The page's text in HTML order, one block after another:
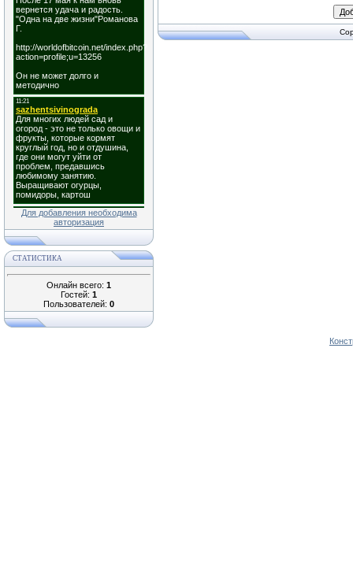
Для добавления необходима
авторизация
СТАТИСТИКА
Онлайн всего: 1
Гостей: 1
Пользователей: 0